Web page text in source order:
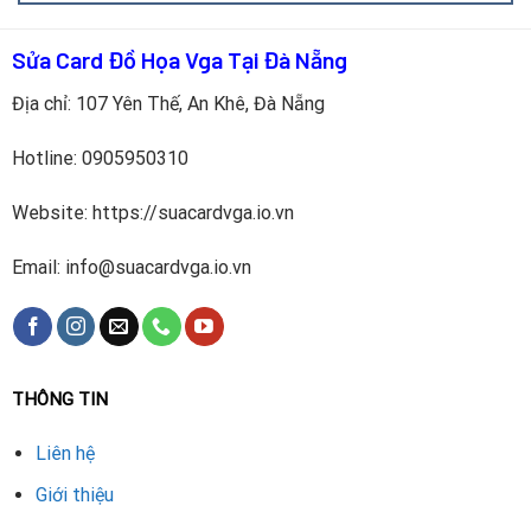
Vệ sinh card : Loại bỏ bụi, thay keo tản nhiệt mới.
thích.
Kiểm tra độ ổn định
Sửa Card Đồ Họa Vga Tại Đà Nẵng
Địa chỉ: 107 Yên Thế, An Khê, Đà Nẵng
Hotline: 0905950310
Website: https://suacardvga.io.vn
Email: info@suacardvga.io.vn
THÔNG TIN
Liên hệ
Giới thiệu